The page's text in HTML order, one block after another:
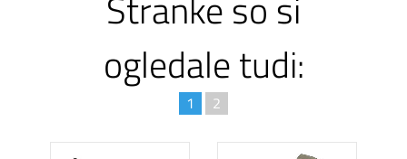
ogledale tudi:
1 2